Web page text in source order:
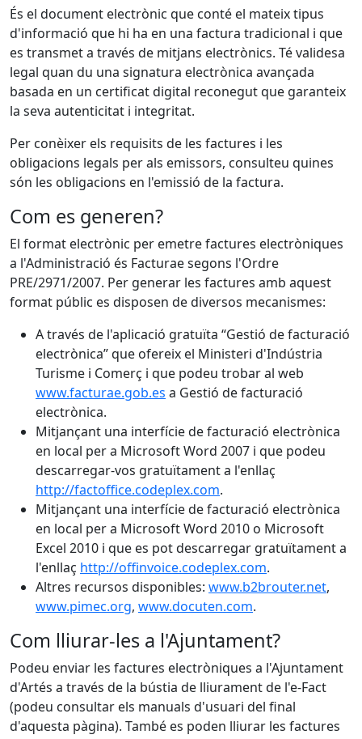
És el document electrònic que conté el mateix tipus
d'informació que hi ha en una factura tradicional i que
es transmet a través de mitjans electrònics. Té validesa
legal quan du una signatura electrònica avançada
basada en un certificat digital reconegut que garanteix
la seva autenticitat i integritat.
Per conèixer els requisits de les factures i les
obligacions legals per als emissors, consulteu quines
són les obligacions en l'emissió de la factura.
Com es generen?
El format electrònic per emetre factures electròniques
a l'Administració és Facturae segons l'Ordre
PRE/2971/2007. Per generar les factures amb aquest
format públic es disposen de diversos mecanismes:
A través de l'aplicació gratuïta “Gestió de facturació
electrònica” que ofereix el Ministeri d'Indústria
Turisme i Comerç i que podeu trobar al web
www.facturae.gob.es a Gestió de facturació
electrònica.
Mitjançant una interfície de facturació electrònica
en local per a Microsoft Word 2007 i que podeu
descarregar-vos gratuïtament a l'enllaç
http://factoffice.codeplex.com.
Mitjançant una interfície de facturació electrònica
en local per a Microsoft Word 2010 o Microsoft
Excel 2010 i que es pot descarregar gratuïtament a
l'enllaç http://offinvoice.codeplex.com.
Altres recursos disponibles: www.b2brouter.net,
www.pimec.org, www.docuten.com.
Com lliurar-les a l'Ajuntament?
Podeu enviar les factures electròniques a l'Ajuntament
d'Artés a través de la bústia de lliurament de l'e-Fact
(podeu consultar els manuals d'usuari del final
d'aquesta pàgina). També es poden lliurar les factures